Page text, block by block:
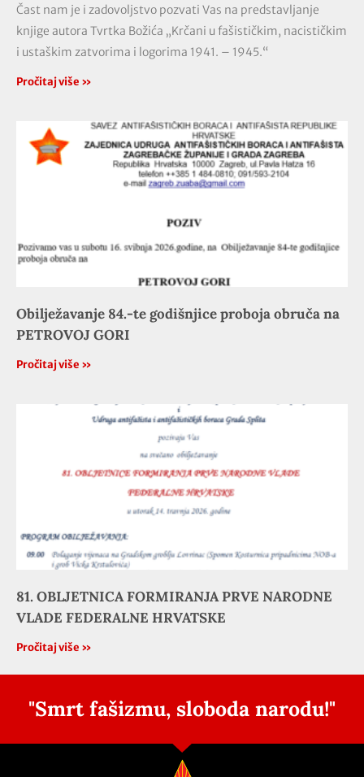
Čast nam je i zadovoljstvo pozvati Vas na predstavljanje
knjige autora Tvrtka Božića „Krčani u fašističkim, nacističkim
i ustaškim zatvorima i logorima 1941. – 1945.“
Pročitaj više »
Obilježavanje 84.-te godišnjice proboja obruča na
PETROVOJ GORI
Pročitaj više »
81. OBLJETNICA FORMIRANJA PRVE NARODNE
VLADE FEDERALNE HRVATSKE
Pročitaj više »
"Smrt fašizmu, sloboda narodu!"